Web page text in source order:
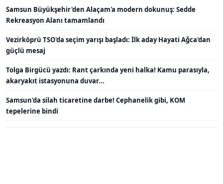
Samsun Büyükşehir'den Alaçam'a modern dokunuş: Sedde
Rekreasyon Alanı tamamlandı
Vezirköprü TSO'da seçim yarışı başladı: İlk aday Hayati Ağca'dan
güçlü mesaj
Tolga Birgücü yazdı: Rant çarkında yeni halka! Kamu parasıyla,
akaryakıt istasyonuna duvar...
Samsun'da silah ticaretine darbe! Cephanelik gibi, KOM
tepelerine bindi